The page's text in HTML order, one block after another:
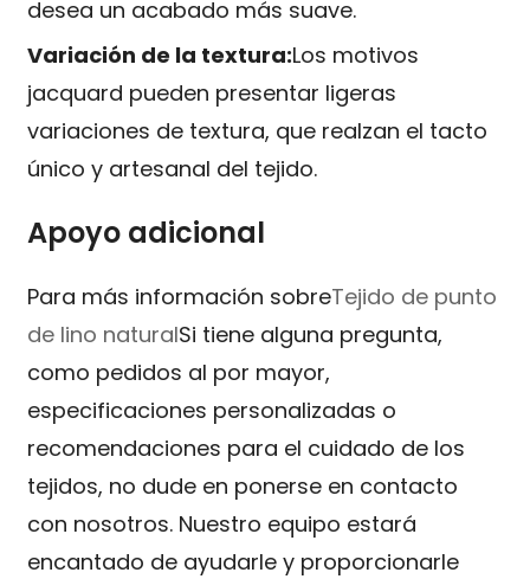
desea un acabado más suave.
Variación de la textura:Los motivos
jacquard pueden presentar ligeras
variaciones de textura, que realzan el tacto
único y artesanal del tejido.
Apoyo adicional
Para más información sobreTejido de punto
de lino naturalSi tiene alguna pregunta,
como pedidos al por mayor,
especificaciones personalizadas o
recomendaciones para el cuidado de los
tejidos, no dude en ponerse en contacto
con nosotros. Nuestro equipo estará
encantado de ayudarle y proporcionarle